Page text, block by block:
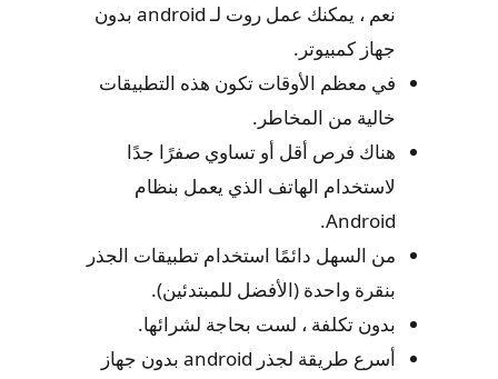
نعم ، يمكنك عمل روت لـ android بدون
جهاز كمبيوتر.
في معظم الأوقات تكون هذه التطبيقات
خالية من المخاطر.
هناك فرص أقل أو تساوي صفرًا جدًا
لاستخدام الهاتف الذي يعمل بنظام
Android.
من السهل دائمًا استخدام تطبيقات الجذر
بنقرة واحدة (الأفضل للمبتدئين).
بدون تكلفة ، لست بحاجة لشرائها.
أسرع طريقة لجذر android بدون جهاز